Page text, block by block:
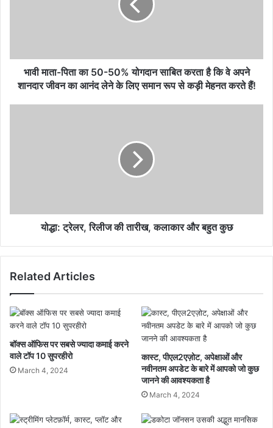
भावी माता-पिता का 50-50% योगदान साबित करता है कि वे अपने
शानदार जीवन का आनंद लेने के लिए समान रूप से कड़ी मेहनत करते हैं!
योद्धा: ट्रेलर, रिलीज की तारीख, कलाकार और बहुत कुछ
Related Articles
बॉक्स ऑफिस पर सबसे ज्यादा कमाई करने
वाले टॉप 10 सुपरहीरो
March 4, 2024
कास्ट, पीएल2एज़ोट, अपेक्षाओं और
नवीनतम अपडेट के बारे में आपको जो कुछ
जानने की आवश्यकता है
March 4, 2024